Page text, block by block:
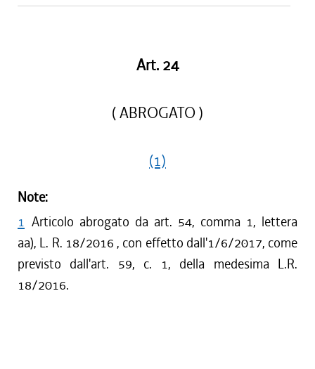
Art. 24
( ABROGATO )
(1)
Note:
1 Articolo abrogato da art. 54, comma 1, lettera
aa), L. R. 18/2016 , con effetto dall'1/6/2017, come
previsto dall'art. 59, c. 1, della medesima L.R.
18/2016.